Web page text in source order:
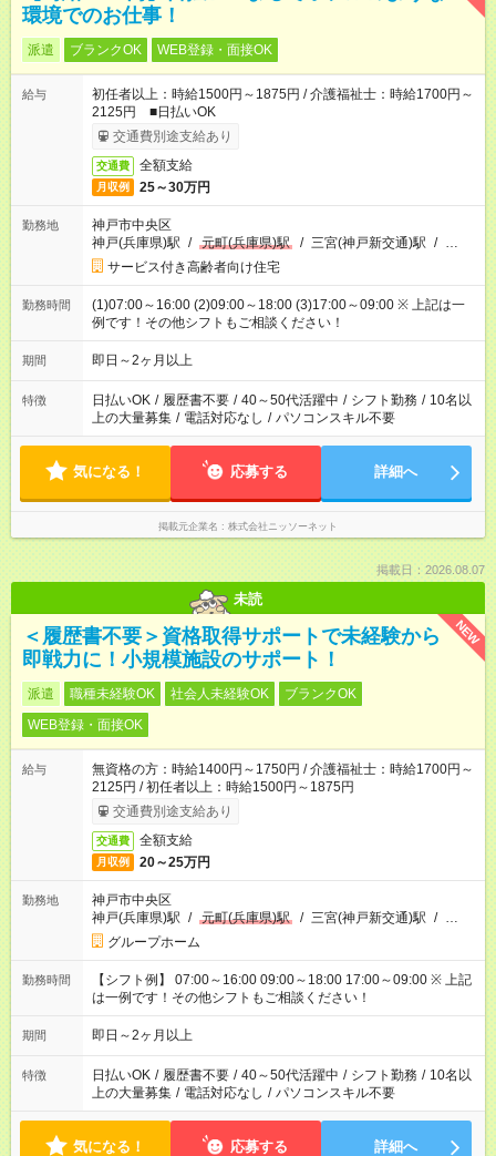
環境でのお仕事！
派遣 ブランクOK WEB登録・面接OK
給与
初任者以上：時給1500円～1875円 / 介護福祉士：時給1700円～
2125円 ■日払いOK
交通費別途支給あり
交通費 全額支給
月収例 25～30万円
勤務地
神戸市中央区
神戸(兵庫県)駅 / 元町(兵庫県)駅 / 三宮(神戸新交通)駅 / …
サービス付き高齢者向け住宅
勤務時間
(1)07:00～16:00 (2)09:00～18:00 (3)17:00～09:00 ※ 上記は一
例です！その他シフトもご相談ください！
期間 即日～2ヶ月以上
特徴 日払いOK / 履歴書不要 / 40～50代活躍中 / シフト勤務 / 10名以
上の大量募集 / 電話対応なし / パソコンスキル不要
気になる！ 応募する 詳細へ
掲載元企業名 株式会社ニッソーネット
掲載日：2026.08.07
未読
NEW
＜履歴書不要＞資格取得サポートで未経験から
即戦力に！小規模施設のサポート！
派遣 職種未経験OK 社会人未経験OK
ブランクOK
WEB登録・面接OK
給与
無資格の方：時給1400円～1750円 / 介護福祉士：時給1700円～
2125円 / 初任者以上：時給1500円～1875円
交通費別途支給あり
交通費 全額支給
月収例 20～25万円
勤務地
神戸市中央区
神戸(兵庫県)駅 / 元町(兵庫県)駅 / 三宮(神戸新交通)駅 / …
グループホーム
勤務時間
【シフト例】 07:00～16:00 09:00～18:00 17:00～09:00 ※ 上記
は一例です！その他シフトもご相談ください！
期間 即日～2ヶ月以上
特徴 日払いOK / 履歴書不要 / 40～50代活躍中 / シフト勤務 / 10名以
上の大量募集 / 電話対応なし / パソコンスキル不要
気になる！ 応募する 詳細へ